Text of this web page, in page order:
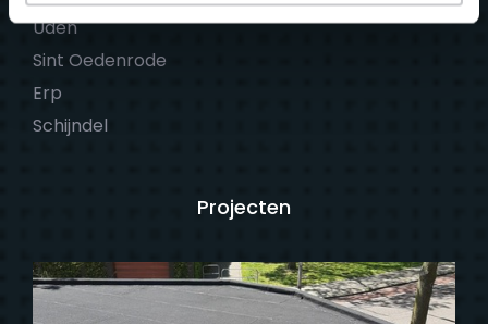
Uden
Sint Oedenrode
Erp
Schijndel
Projecten